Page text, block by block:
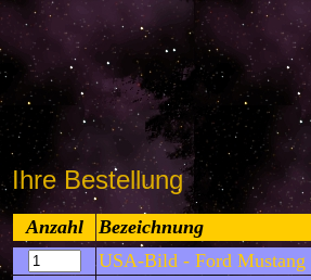
Ihre Bestellung
Anzahl Bezeichnung
USA-Bild - Ford Mustang